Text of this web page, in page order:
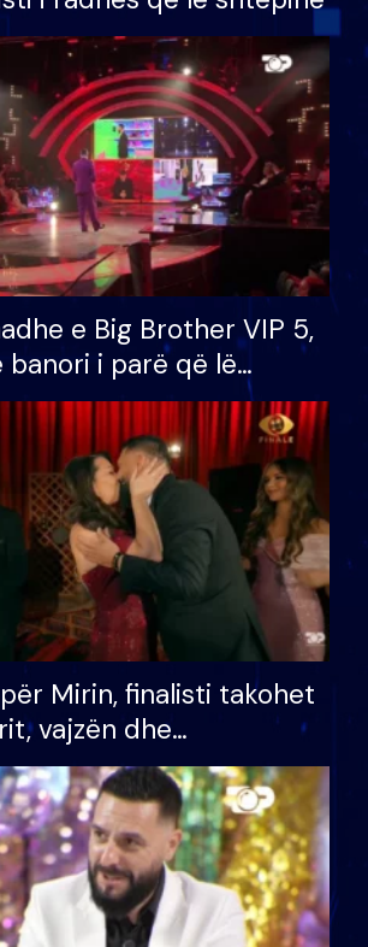
e Big Brother VIP 5,
banori i parë që lë
humb mundësinë për
e madh
Mirin, finalisti takohet
vajzën dhe
S’kemi ndonjë letër
jo?